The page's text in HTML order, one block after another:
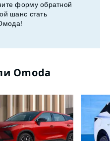
форму обратной
шанс стать
Omoda